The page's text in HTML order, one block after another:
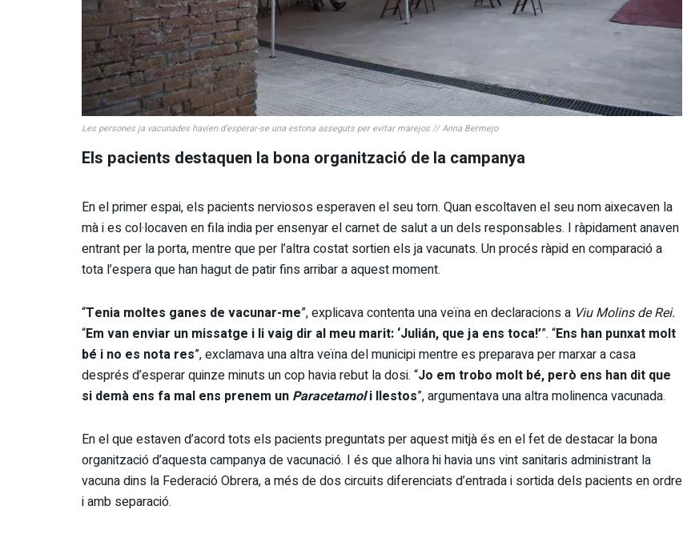
Les persones ja vacunades havien d’esperar-se una estona asseguts per evitar marejos // Anna Bermejo
Els pacients destaquen la bona organització de la campanya
En el primer espai, els pacients nerviosos esperaven el seu torn. Quan escoltaven el seu nom aixecaven la
mà i es col·locaven en fila india per ensenyar el carnet de salut a un dels responsables. I ràpidament anaven
entrant per la porta, mentre que per l’altra costat sortien els ja vacunats. Un procés ràpid en comparació a
tota l’espera que han hagut de patir fins arribar a aquest moment.
“Tenia moltes ganes de vacunar-me”, explicava contenta una veïna en declaracions a Viu Molins de Rei.
“Em van enviar un missatge i li vaig dir al meu marit: ‘Julián, que ja ens toca!’”. “Ens han punxat molt
bé i no es nota res”, exclamava una altra veïna del municipi mentre es preparava per marxar a casa
després d’esperar quinze minuts un cop havia rebut la dosi. “Jo em trobo molt bé, però ens han dit que
si demà ens fa mal ens prenem un Paracetamoli llestos”, argumentava una altra molinenca vacunada.
En el que estaven d’acord tots els pacients preguntats per aquest mitjà és en el fet de destacar la bona
organització d’aquesta campanya de vacunació. I és que alhora hi havia uns vint sanitaris administrant la
vacuna dins la Federació Obrera, a més de dos circuits diferenciats d’entrada i sortida dels pacients en ordre
i amb separació.